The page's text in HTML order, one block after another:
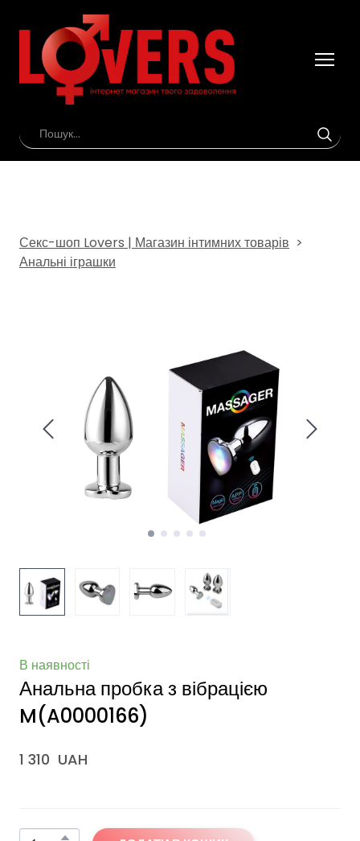
Секс-шоп Lovers | Магазин інтимних товарів
Анальні іграшки
В наявності
Анальна пробка з вібрацією
M(A0000166)
1 310  UAH